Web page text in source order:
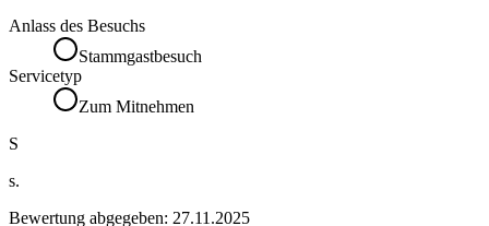
Anlass des Besuchs
Stammgastbesuch
Servicetyp
Zum Mitnehmen
S
s.
Bewertung abgegeben: 27.11.2025